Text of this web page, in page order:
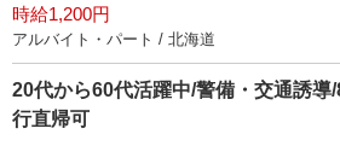
時給1,200円
アルバイト・パート / 北海道
20代から60代活躍中/警備・交通誘導
行直帰可